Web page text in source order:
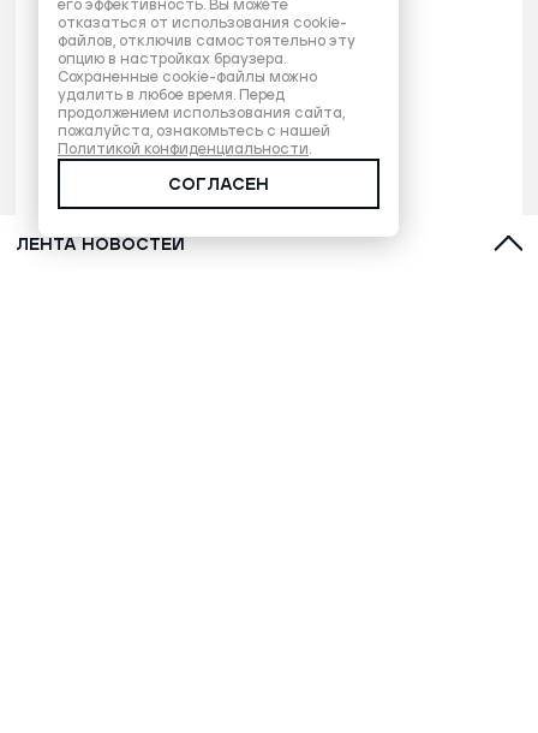
ЛЕНТА НОВОСТЕЙ
его эффективность. Вы можете
отказаться от использования cookie-
файлов, отключив самостоятельно эту
опцию в настройках браузера.
Сохраненные cookie-файлы можно
удалить в любое время. Перед
продолжением использования сайта,
пожалуйста, ознакомьтесь с нашей
Политикой конфиденциальности.
СОГЛАСЕН